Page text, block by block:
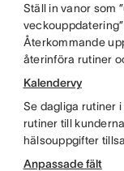
Ställ in vanor som
Återkommande
återinföra rutiner
Kalendervy
Se dagliga rutiner
rutiner till
hälsouppgifter
Anpassade fält